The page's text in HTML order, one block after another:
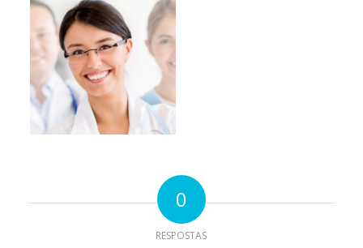
0
RESPOSTAS